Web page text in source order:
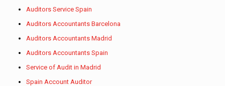
Auditors Service Spain
Auditors Accountants Barcelona
Auditors Accountants Madrid
Auditors Accountants Spain
Service of Audit in Madrid
Spain Account Auditor